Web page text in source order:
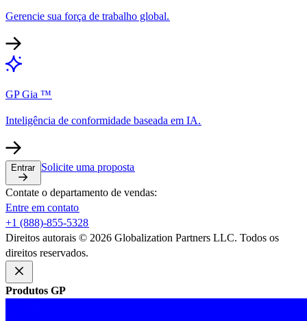
Gerencie sua força de trabalho global.​​
GP Gia ™​​
Inteligência de conformidade baseada em IA.​​
Entrar​​ Solicite uma proposta​​
Contate o departamento de vendas:​​
Entre em contato​​
+1 (888)-855-5328​​
Direitos autorais © 2026 Globalization Partners LLC. Todos os
direitos reservados.​​
Produtos GP​​